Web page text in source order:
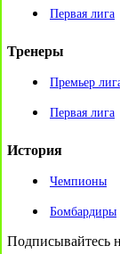
Первая лига
Тренеры
Премьер
Первая лига
История
Чемпионы
Бомбардиры
Подписывайтесь